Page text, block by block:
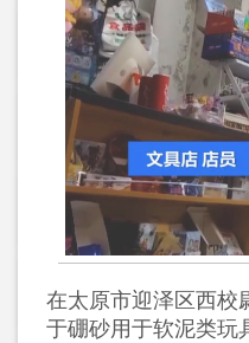
在太原市迎泽区西校
于硼砂用于软泥类玩